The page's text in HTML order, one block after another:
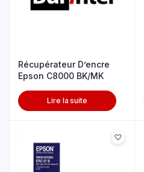
Récupérateur D’encre
Epson C8000 BK/MK
Lire la suite